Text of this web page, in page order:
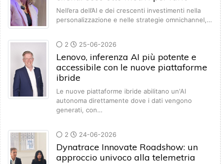
Nell’era dell’AI e dei crescenti investimenti nella
personalizzazione e nelle strategie omnichannel,…
2 25-06-2026
Lenovo, inferenza AI più potente e
accessibile con le nuove piattaforme
ibride
Le nuove piattaforme ibride abilitano un'AI
autonoma direttamente dove i dati vengono
generati, con…
2 24-06-2026
Dynatrace Innovate Roadshow: un
approccio univoco alla telemetria